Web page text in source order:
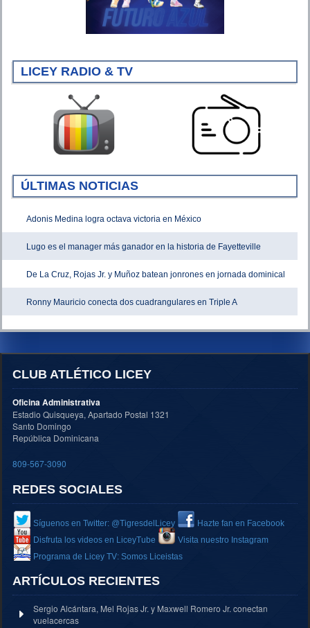
LICEY RADIO & TV
ÚLTIMAS NOTICIAS
Adonis Medina logra octava victoria en México
Lugo es el manager más ganador en la historia de Fayetteville
De La Cruz, Rojas Jr. y Muñoz batean jonrones en jornada dominical
Ronny Mauricio conecta dos cuadrangulares en Triple A
CLUB ATLÉTICO LICEY
Oficina Administrativa
Estadio Quisqueya, Apartado Postal 1321
Santo Domingo
República Dominicana
809-567-3090
REDES SOCIALES
Síguenos en Twitter: @TigresdelLicey
Hazte fan en Facebook
Disfruta los videos en LiceyTube
Visita nuestro Instagram
Programa de Licey TV: Somos Liceistas
ARTÍCULOS RECIENTES
Sergio Alcántara, Mel Rojas Jr. y Maxwell Romero Jr. conectan
vuelacercas